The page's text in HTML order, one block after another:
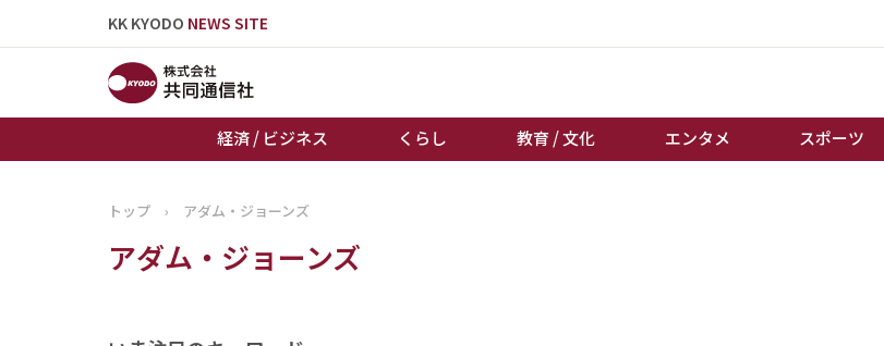
KK KYODO NEWS SITE
経済 / ビジネス くらし 教育 / 文化 エンタメ スポーツ
トップページ
お知らせ
トップ › アダム・ジョーンズ
アダム・ジョーンズ